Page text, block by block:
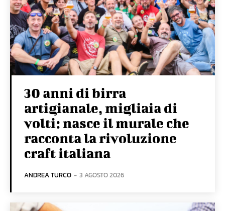
30 anni di birra
artigianale, migliaia di
volti: nasce il murale che
racconta la rivoluzione
craft italiana
ANDREA TURCO - 3 AGOSTO 2026